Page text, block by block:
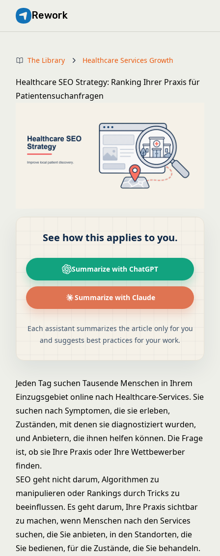
Rework
The Library Healthcare Services Growth
Healthcare SEO Strategy: Ranking Ihrer Praxis für
Patientensuchanfragen
See how this applies to you.
Summarize with ChatGPT
Summarize with Claude
Each assistant summarizes the article only for you
and suggests best practices for your work.
Jeden Tag suchen Tausende Menschen in Ihrem
Einzugsgebiet online nach Healthcare-Services. Sie
suchen nach Symptomen, die sie erleben,
Zuständen, mit denen sie diagnostiziert wurden,
und Anbietern, die ihnen helfen können. Die Frage
ist, ob sie Ihre Praxis oder Ihre Wettbewerber
finden.
SEO geht nicht darum, Algorithmen zu
manipulieren oder Rankings durch Tricks zu
beeinflussen. Es geht darum, Ihre Praxis sichtbar
zu machen, wenn Menschen nach den Services
suchen, die Sie anbieten, in den Standorten, die
Sie bedienen, für die Zustände, die Sie behandeln.